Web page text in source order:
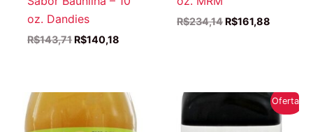
oz. Dandies
R$143,71 O
R$140,18
R$234,14 O
R$161,88
Oferta!